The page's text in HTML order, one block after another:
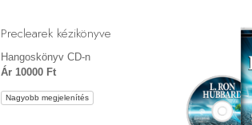
Preclearek kézikönyve
Hangoskönyv CD-n
Ár 10000 Ft
Nagyobb megjelenítés